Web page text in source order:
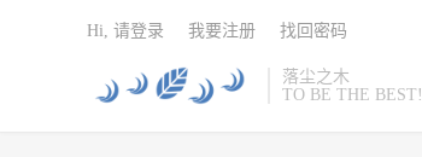
落尘之木
TO BE THE BEST!
Hi, 请登录 我要注册 找回密码